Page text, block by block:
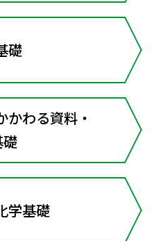
礎
かわる資料・
礎
学基礎